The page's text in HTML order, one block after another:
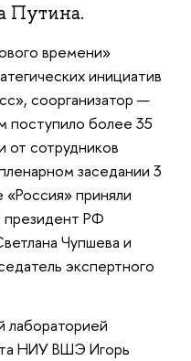
Путина.
времени»
инициатив
соорганизатор —
поступило более 35
от сотрудников
заседании 3
приняли
президент РФ
Чупшева и
экспертного
лабораторией
НИУ ВШЭ Игорь